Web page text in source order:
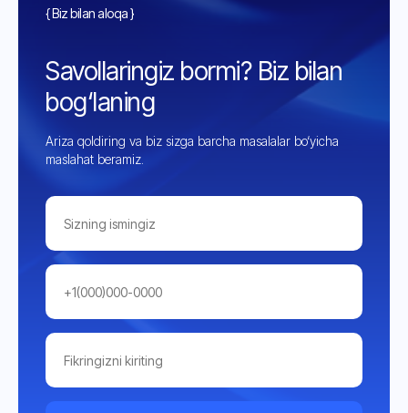
{ Biz bilan aloqa }
Savollaringiz bormi? Biz bilan
bog‘laning
Ariza qoldiring va biz sizga barcha masalalar bo‘yicha
maslahat beramiz.